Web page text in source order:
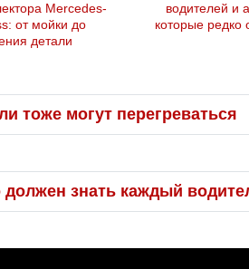
Mercedes-
от мойки до
детали
водителей и
которые редко
тоже могут перегреваться
знать каждый